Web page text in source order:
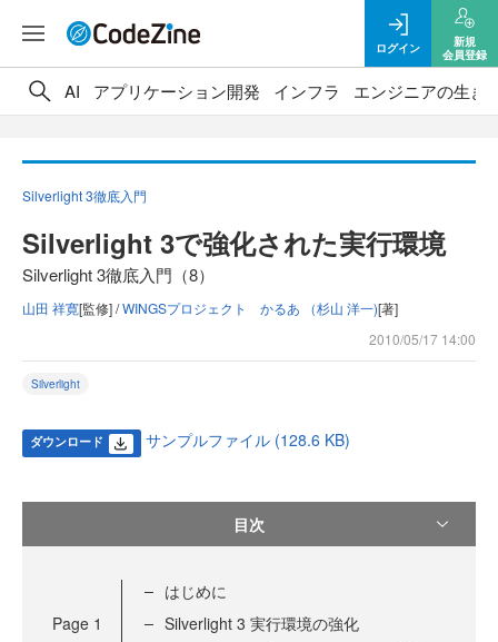
ログイン
新規
会員登録
AI アプリケーション開発 インフラ エンジニアの生き
Silverlight 3徹底入門
Silverlight 3で強化された実行環境
Silverlight 3徹底入門（8）
山田 祥寛[監修] /WINGSプロジェクト かるあ （杉山 洋一)[著]
2010/05/17 14:00
Silverlight
ダウンロード サンプルファイル (128.6 KB)
目次
Page 1
はじめに
Silverlight 3 実行環境の強化